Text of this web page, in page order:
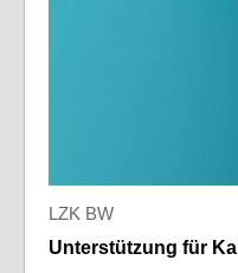
LZK BW
Unterstützung für